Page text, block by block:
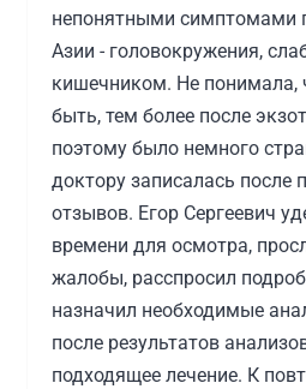
непонятными симптомами
Азии - головокружения,
кишечником. Не понимала,
быть, тем более после
поэтому было немного
доктору записалась после
отзывов. Егор Сергеевич
времени для осмотра,
жалобы, расспросил
назначил необходимые
после результатов
подходящее лечение. К